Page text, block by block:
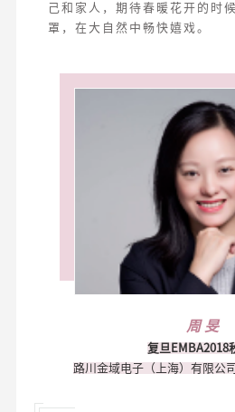
己和家人，期待春暖花开的时
罩，在大自然中畅快嬉戏。
周 旻
复旦EMBA2018
路川金域电子（上海）有限公